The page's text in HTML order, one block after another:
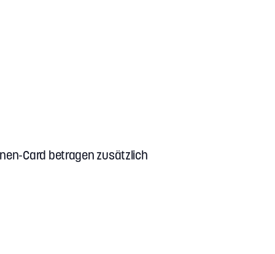
Card betragen zusätzlich